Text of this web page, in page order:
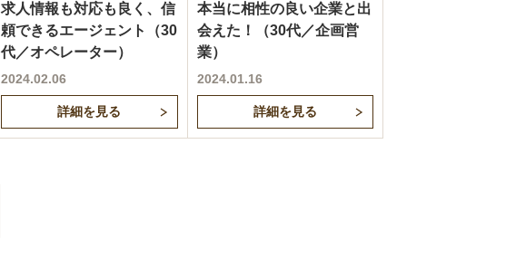
求人情報も対応も良く、信
頼できるエージェント（30
代／オペレーター）
2024.02.06
詳細を見る
本当に相性の良い企業と出
会えた！（30代／企画営
業）
2024.01.16
詳細を見る